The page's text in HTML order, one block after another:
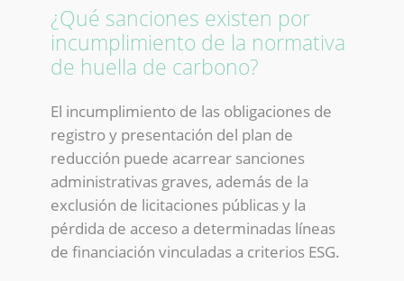
¿Qué sanciones existen por
incumplimiento de la normativa
de huella de carbono?
El incumplimiento de las obligaciones de
registro y presentación del plan de
reducción puede acarrear sanciones
administrativas graves, además de la
exclusión de licitaciones públicas y la
pérdida de acceso a determinadas líneas
de financiación vinculadas a criterios ESG.